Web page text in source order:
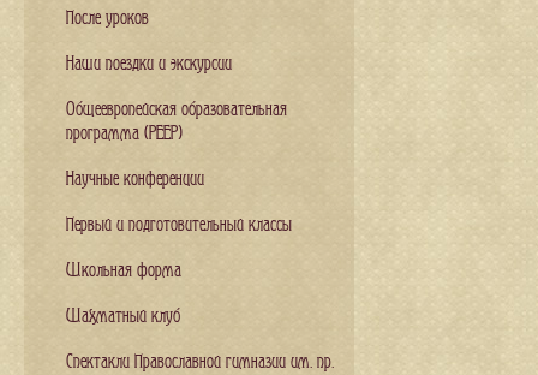
После уроков
Наши поездки и экскурсии
Общеевропейская образовательная
программа (PEEP)
Научные конференции
Первый и подготовительный классы
Школьная форма
Шахматный клуб
Спектакли Православной гимназии им. пр.